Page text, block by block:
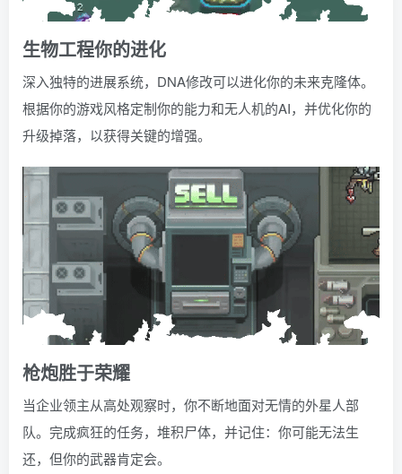
生物工程你的进化
深入独特的进展系统，DNA修改可以进化你的未来克隆体。
根据你的游戏风格定制你的能力和无人机的AI，并优化你的
升级掉落，以获得关键的增强。
枪炮胜于荣耀
当企业领主从高处观察时，你不断地面对无情的外星人部
队。完成疯狂的任务，堆积尸体，并记住：你可能无法生
还，但你的武器肯定会。